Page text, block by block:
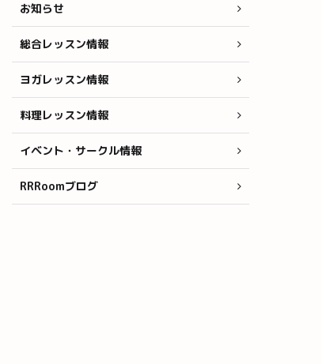
お知らせ
総合レッスン情報
ヨガレッスン情報
料理レッスン情報
イベント・サークル情報
RRRoomブログ